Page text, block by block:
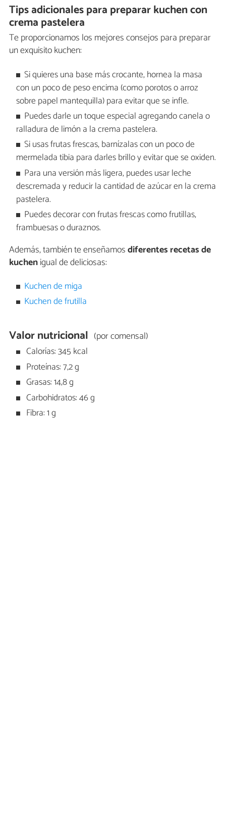
Tips adicionales para preparar kuchen con
crema pastelera
Te proporcionamos los mejores consejos para preparar
un exquisito kuchen:
Si quieres una base más crocante, hornea la masa
con un poco de peso encima (como porotos o arroz
sobre papel mantequilla) para evitar que se infle.
Puedes darle un toque especial agregando canela o
ralladura de limón a la crema pastelera.
Si usas frutas frescas, barnízalas con un poco de
mermelada tibia para darles brillo y evitar que se oxiden.
Para una versión más ligera, puedes usar leche
descremada y reducir la cantidad de azúcar en la crema
pastelera.
Puedes decorar con frutas frescas como frutillas,
frambuesas o duraznos.
Además, también te enseñamosdiferentes recetas de
kuchenigual de deliciosas:
Kuchen de miga
Kuchen de frutilla
Valor nutricional (por comensal)
Calorías: 345 kcal
Proteínas: 7,2 g
Grasas: 14,8 g
Carbohidratos: 46 g
Fibra: 1 g